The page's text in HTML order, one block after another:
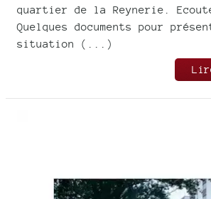
quartier de la Reynerie.
Quelques documents pour
situation (...)